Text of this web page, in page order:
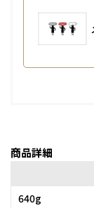
商品詳細
640g